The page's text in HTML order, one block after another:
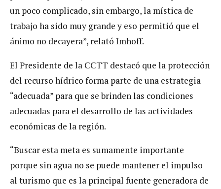
un poco complicado, sin embargo, la mística de
trabajo ha sido muy grande y eso permitió que el
ánimo no decayera”, relató Imhoff.
El Presidente de la CCTT destacó que la protección
del recurso hídrico forma parte de una estrategia
“adecuada” para que se brinden las condiciones
adecuadas para el desarrollo de las actividades
económicas de la región.
“Buscar esta meta es sumamente importante
porque sin agua no se puede mantener el impulso
al turismo que es la principal fuente generadora de